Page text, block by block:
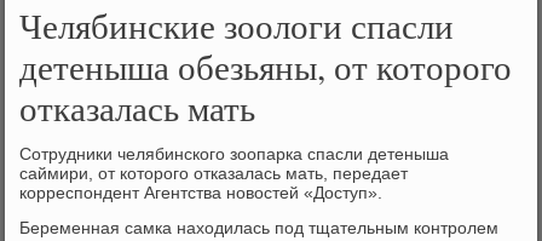
Челябинские зоологи спасли
детеныша обезьяны, от которого
отказалась мать
Сотрудники челябинского зоопарка спасли детеныша
саймири, от которого отказалась мать, передает
корреспондент Агентства новостей «Доступ».
Беременная самка находилась под тщательным контролем